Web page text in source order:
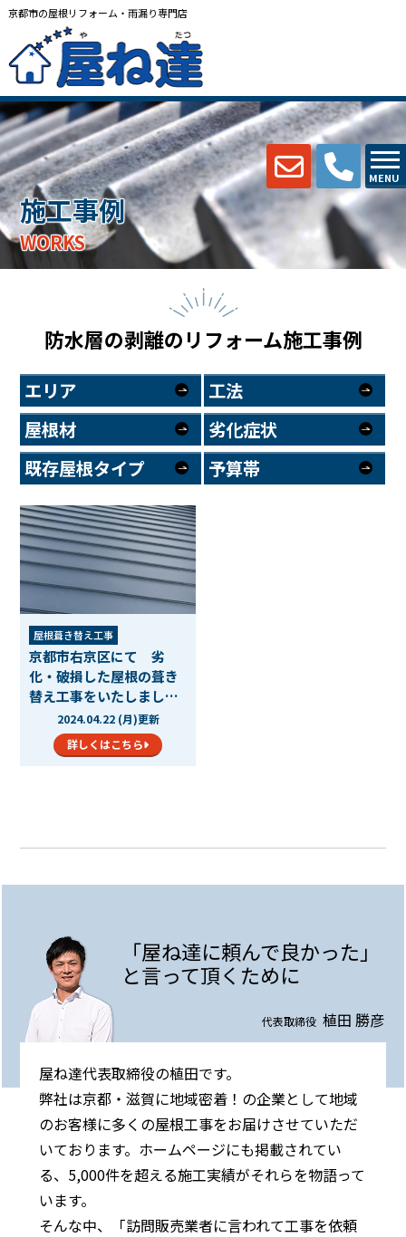
京都市の屋根リフォーム・雨漏り専門店
MENU
施工事例
WORKS
防水層の剥離のリフォーム施工事例
エリア
工法
屋根材
劣化症状
既存屋根タイプ
予算帯
屋根葺き替え工事
京都市右京区にて 劣
化・破損した屋根の葺き
替え工事をいたしまし
2024.04.22 (月)更新
詳しくはこちら
「屋ね達に頼んで良かった」
と言って頂くために
代表取締役 植田 勝彦
屋ね達代表取締役の植田です。
弊社は京都・滋賀に地域密着！の企業として地域
のお客様に多くの屋根工事をお届けさせていただ
いております。ホームページにも掲載されてい
る、5,000件を超える施工実績がそれらを物語って
います。
そんな中、「訪問販売業者に言われて工事を依頼